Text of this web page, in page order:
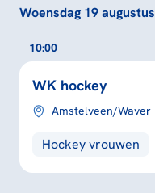
Woensdag 19 augustus
10:00
WK hockey
Amstelveen/Waver
Hockey vrouwen